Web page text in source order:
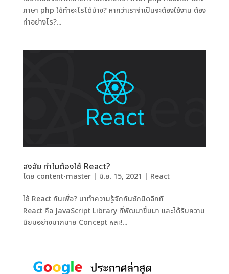
ภาษา php ใช้ทำอะไรได้บ้าง? หากว่าเราจำเป็นจะต้องใช้งาน ต้อง
ทำอย่างไร?...
สงสัย ทำไมต้องใช้ React?
โดย content-master| มิ.ย. 15, 2021 | React
ใช้ React กันเพื่อ? มาทำความรู้จักกันซักนิดอีกที
React คือ JavaScript Library ที่พัฒนาขึ้นมา และได้รับความ
นิยมอย่างมากมาย Concept หละ!...